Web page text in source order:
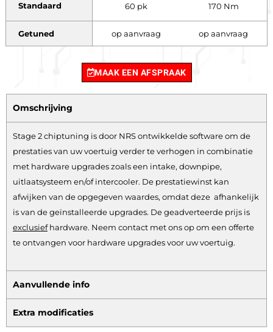
Standaard 60 pk 170 Nm
Getuned op aanvraag op aanvraag
MAAK EEN AFSPRAAK
Omschrijving
Stage 2 chiptuning is door NRS ontwikkelde software om de
prestaties van uw voertuig verder te verhogen in combinatie
met hardware upgrades zoals een intake, downpipe,
uitlaatsysteem en/of intercooler. De prestatiewinst kan
afwijken van de opgegeven waardes, omdat deze afhankelijk
is van de geïnstalleerde upgrades. De geadverteerde prijs is
exclusiefhardware. Neem contact met ons op om een offerte
te ontvangen voor hardware upgrades voor uw voertuig.
Aanvullende info
Extra modificaties